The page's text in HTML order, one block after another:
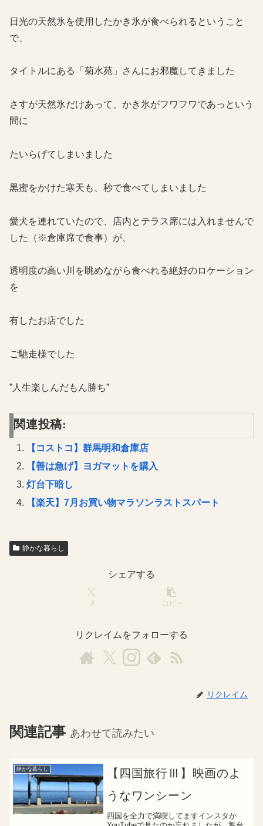
日光の天然氷を使用したかき氷が食べられるということ
で、
タイトルにある「菊水苑」さんにお邪魔してきました
さすが天然氷だけあって、かき氷がフワフワであっという
間に
たいらげてしまいました
黒蜜をかけた寒天も、秒で食べてしまいました
愛犬を連れていたので、店内とテラス席には入れませんで
した（※倉庫席で食事）が、
透明度の高い川を眺めながら食べれる絶好のロケーション
を
有したお店でした
ご馳走様でした
”人生楽しんだもん勝ち”
関連投稿:
【コストコ】群馬明和倉庫店
【善は急げ】ヨガマットを購入
灯台下暗し
【楽天】7月お買い物マラソンラストスパート
静かな暮らし
シェアする
X コピー
リクレイムをフォローする
リクレイム
関連記事 あわせて読みたい
静かな暮らし
【四国旅行Ⅲ】映画のよ
うなワンシーン
四国を全力で満喫してますインスタか